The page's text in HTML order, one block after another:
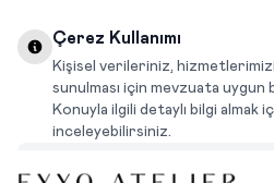
INSTAGRAM|
Çerez Kullanımı
Kişisel verileriniz,
sunulması için mevzuata uygun
Konuyla ilgili detaylı bilgi almak
inceleyebilirsiniz.
Çerezleri